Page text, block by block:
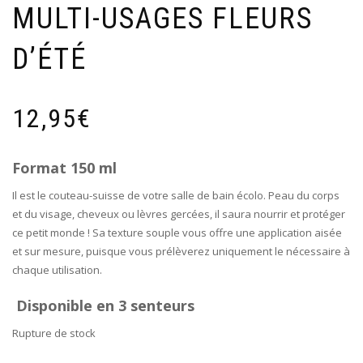
MULTI-USAGES FLEURS
D’ÉTÉ
12,95€
Format 150 ml
Il est le couteau-suisse de votre salle de bain écolo. Peau du corps
et du visage, cheveux ou lèvres gercées, il saura nourrir et protéger
ce petit monde ! Sa texture souple vous offre une application aisée
et sur mesure, puisque vous prélèverez uniquement le nécessaire à
chaque utilisation.
Disponible en 3 senteurs
Rupture de stock